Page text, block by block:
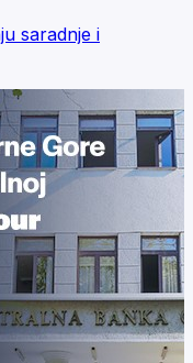
saradnje i